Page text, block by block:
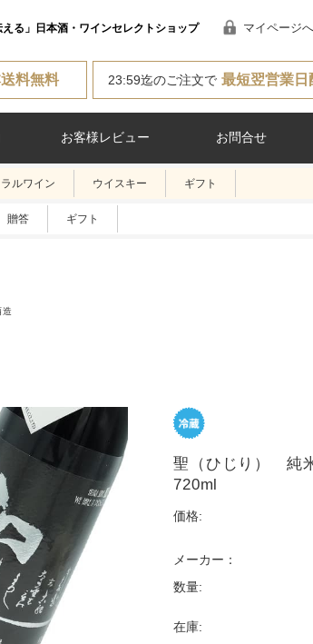
る」日本酒・ワインセレクトショップ マイページ
料無料 23:59迄のご注文で 最短翌営業日
お客様レビュー お問合せ
ルワイン ウイスキー ギフト
贈答 ギフト
造
聖（ひじり）
720ml
価格:
メーカー：
数量:
在庫: